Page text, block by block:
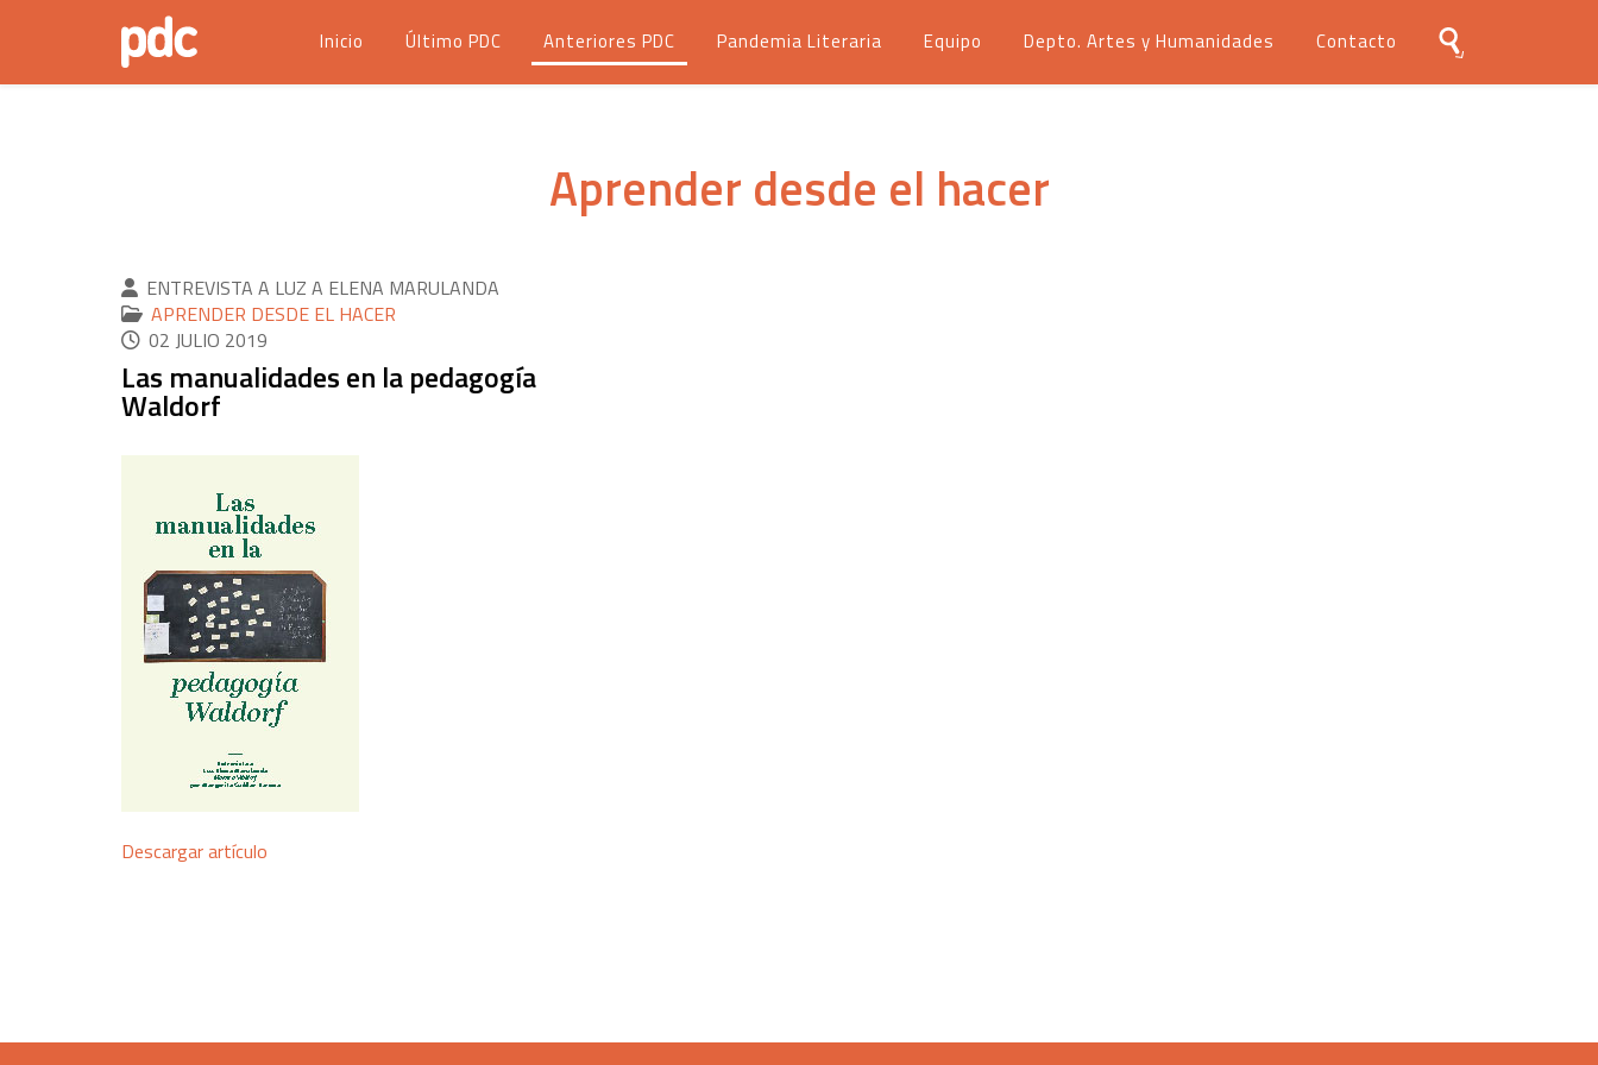
Inicio Último PDC Anteriores PDC Pandemia Literaria Equipo Depto. Artes y Humanidades Contacto
Aprender desde el hacer
ENTREVISTA A LUZ A ELENA MARULANDA
APRENDER DESDE EL HACER
02 JULIO 2019
Las manualidades en la pedagogía
Waldorf
Descargar artículo